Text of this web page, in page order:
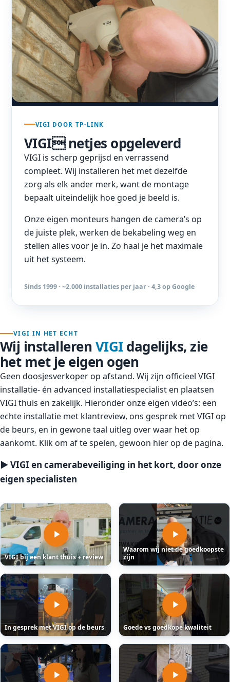
VIGI DOOR TP-LINK
VIGI netjes opgeleverd
VIGI is scherp geprijsd en verrassend
compleet. Wij installeren het met dezelfde
zorg als elk ander merk, want de montage
bepaalt uiteindelijk hoe goed je beeld is.
Onze eigen monteurs hangen de camera’s op
de juiste plek, werken de bekabeling weg en
stellen alles voor je in. Zo haal je het maximale
uit het systeem.
Sinds 1999 · ~2.000 installaties per jaar · 4,3 op Google
VIGI IN HET ECHT
Wij installerenVIGIdagelijks, zie
het met je eigen ogen
Geen doosjesverkoper op afstand. Wij zijn officieel VIGI
installatie- én advanced installatiespecialist en plaatsen
VIGI thuis en zakelijk. Hieronder onze eigen video’s: een
echte installatie met klantreview, ons gesprek met VIGI op
de beurs, en in gewone taal uitleg over waar het op
aankomt. Klik om af te spelen, gewoon hier op de pagina.
▶ VIGI en camerabeveiliging in het kort, door onze
eigen specialisten
VIGI bij een klant thuis + review
In gesprek met VIGI op de beurs
Waarom wij niet de goedkoopste
zijn
Goede vs goedkope kwaliteit